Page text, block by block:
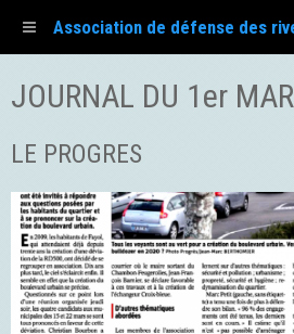
JOURNAL DU 1er
LE PROGRES